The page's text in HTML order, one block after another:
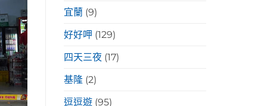
宜蘭 (9)
好好呷 (129)
四天三夜 (17)
基隆 (2)
逗逗遊 (95)